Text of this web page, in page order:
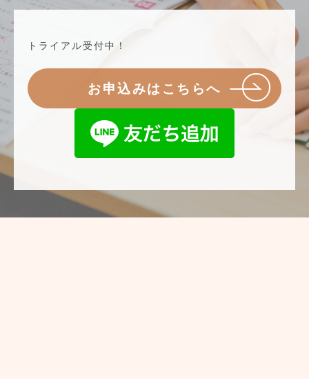
トライアル受付中！
お申込みはこちらへ